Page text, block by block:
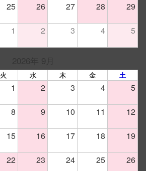
25 26 27 28 29
1 2 3 4 5
火 水 木 金 土
1 2 3 4 5
8 9 10 11 12
15 16 17 18 19
22 23 24 25 26